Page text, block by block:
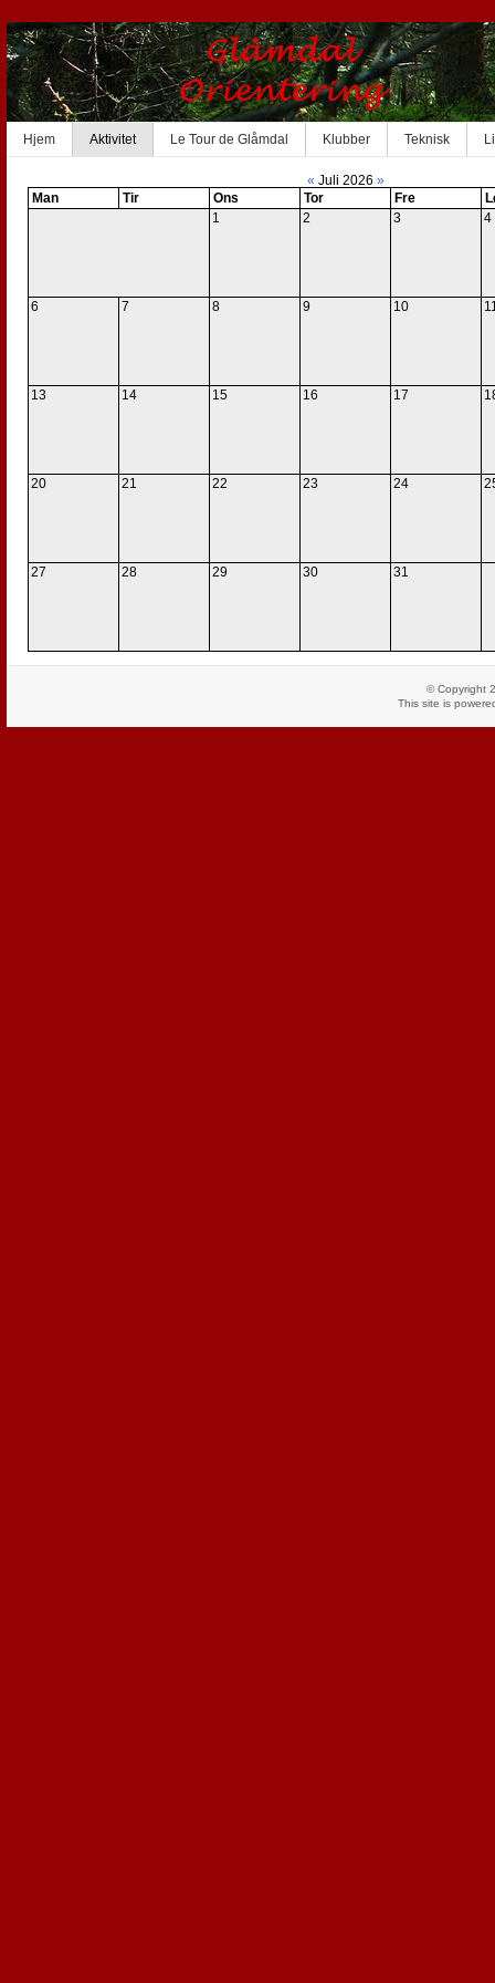
Hjem Aktivitet Le Tour de Glåmdal Klubber Teknisk
« Juli 2026 »
Man
Tir Ons Tor Fre
1
2 3 4
6 7 8 9 10
13 14 15 16 17
20 21 22 23 24
27 28 29 30 31
© Copyright
This site is